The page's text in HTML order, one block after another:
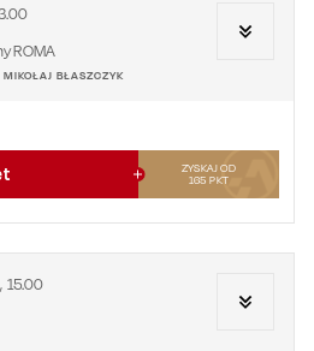
ROMA
BŁASZCZYK
ZYSKAJ OD
165 PKT
,15.00